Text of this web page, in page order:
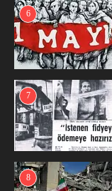
6
7
8